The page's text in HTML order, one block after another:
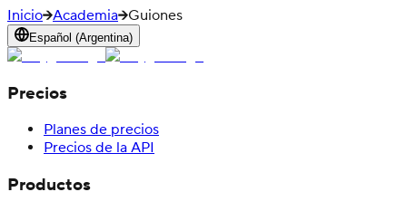
Inicio Academia Guiones
Español (Argentina)
Precios
Planes de precios
Precios de la API
Productos